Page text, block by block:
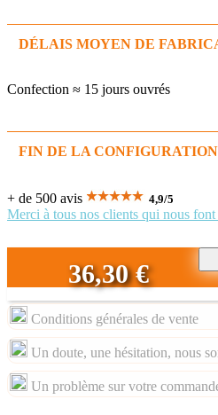
DÉLAIS MOYEN DE
Confection ≈ 15 jours ouvrés
FIN DE LA CONFIGURATION
+ de 500 avis 4,9/5
Merci à tous nos clients qui nous
36,30 €
Conditions générales de vente
Un doute, une hésitation, nous
Un problème sur votre